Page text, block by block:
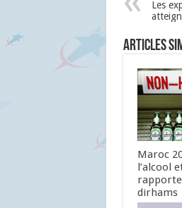
Les
Articles
Maroc
l’alcool
dirhams